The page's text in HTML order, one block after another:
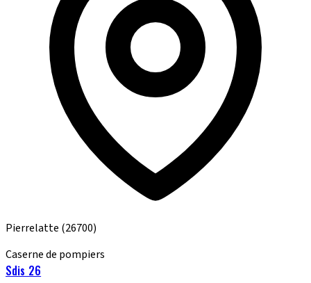
Pierrelatte (26700)
Caserne de pompiers
Sdis 26